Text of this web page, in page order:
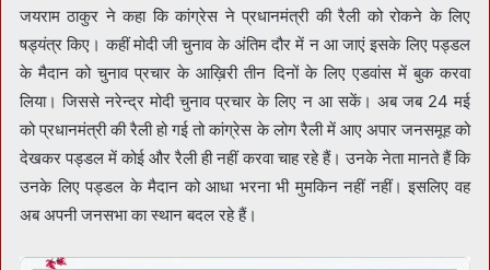
जयराम ठाकुर ने कहा कि कांग्रेस ने प्रधानमंत्री की रैली को रोकने के लिए
षड्यंत्र किए। कहीं मोदी जी चुनाव के अंतिम दौर में न आ जाएं इसके लिए पड्डल
के मैदान को चुनाव प्रचार के आख़िरी तीन दिनों के लिए एडवांस में बुक करवा
लिया। जिससे नरेन्द्र मोदी चुनाव प्रचार के लिए न आ सकें। अब जब 24 मई
को प्रधानमंत्री की रैली हो गई तो कांग्रेस के लोग रैली में आए अपार जनसमूह को
देखकर पड्डल में कोई और रैली ही नहीं करवा चाह रहे हैं। उनके नेता मानते हैं कि
उनके लिए पड्डल के मैदान को आधा भरना भी मुमकिन नहीं नहीं। इसलिए वह
अब अपनी जनसभा का स्थान बदल रहे हैं।